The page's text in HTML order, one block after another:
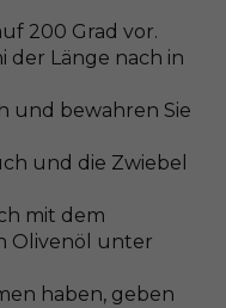
200 Grad vor.
der Länge nach in
und bewahren Sie
und die Zwiebel
mit dem
Olivenöl unter
haben, geben